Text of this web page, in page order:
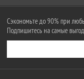
Сэкономьте до 90% при
Подпишитесь на самые